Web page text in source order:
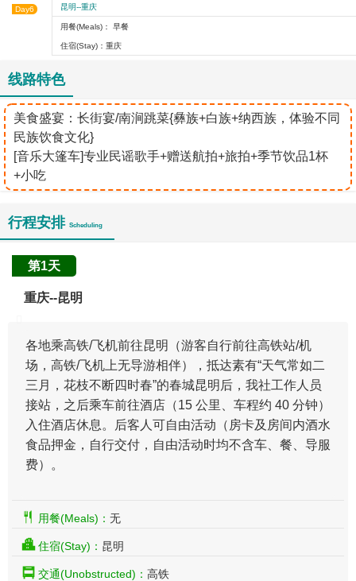
Day6 昆明--重庆
用餐(Meals)： 早餐
住宿(Stay)：重庆
线路特色
美食盛宴：长街宴/南涧跳菜{彝族+白族+纳西族，体验不同
民族饮食文化}
[音乐大篷车]专业民谣歌手+赠送航拍+旅拍+季节饮品1杯
+小吃
行程安排 Scheduling
第1天
重庆--昆明
各地乘高铁/飞机前往昆明（游客自行前往高铁站/机
场，高铁/飞机上无导游相伴），抵达素有“天气常如二
三月，花枝不断四时春”的春城昆明后，我社工作人员
接站，之后乘车前往酒店（15 公里、车程约 40 分钟）
​入住酒店休息。后客人可自由活动（房卡及房间内酒水
食品押金，自行交付，自由活动时均不含车、餐、导服
费）。
用餐(Meals)： 无
住宿(Stay)： 昆明
交通(Unobstructed)： 高铁